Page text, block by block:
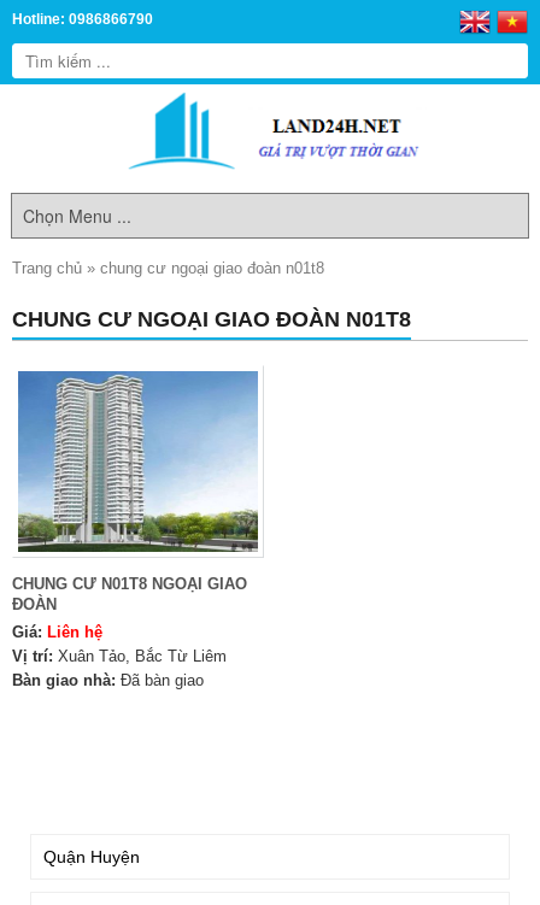
Hotline: 0986866790
Trang chủ » chung cư ngoại giao đoàn n01t8
CHUNG CƯ NGOẠI GIAO ĐOÀN N01T8
CHUNG CƯ N01T8 NGOẠI GIAO
ĐOÀN
Giá: Liên hệ
Vị trí: Xuân Tảo, Bắc Từ Liêm
Bàn giao nhà: Đã bàn giao